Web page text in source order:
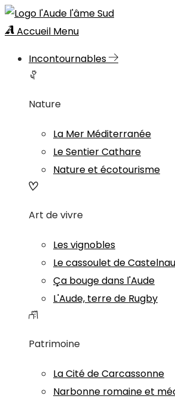
Accueil Menu
Incontournables
Nature
La Mer Méditerranée
Le Sentier Cathare
Nature et écotourisme
Art de vivre
Les vignobles
Le cassoulet de
Ça bouge dans l'Aude
L'Aude, terre de Rugby
Patrimoine
La Cité de Carcassonne
Narbonne romaine et